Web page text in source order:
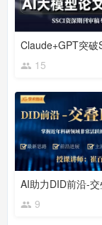
15
9